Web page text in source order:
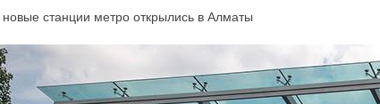
станции метро открылись в Алматы